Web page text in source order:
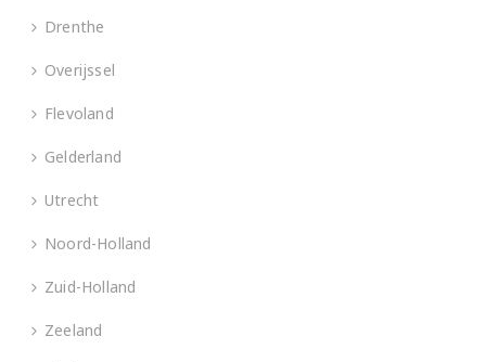
Drenthe
Overijssel
Flevoland
Gelderland
Utrecht
Noord-Holland
Zuid-Holland
Zeeland